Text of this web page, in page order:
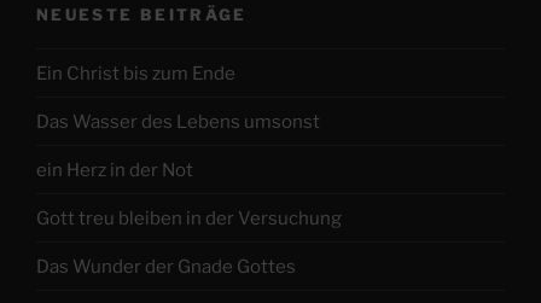
NEUESTE BEITRÄGE
Ein Christ bis zum Ende
Das Wasser des Lebens umsonst
ein Herz in der Not
Gott treu bleiben in der Versuchung
Das Wunder der Gnade Gottes